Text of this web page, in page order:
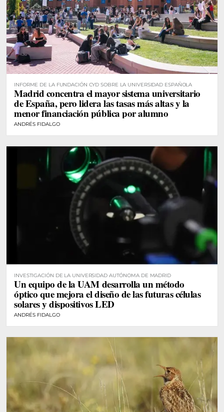
INFORME DE LA FUNDACIÓN CYD SOBRE LA UNIVERSIDAD ESPAÑOLA
Madrid concentra el mayor sistema universitario
de España, pero lidera las tasas más altas y la
menor financiación pública por alumno
ANDRÉS FIDALGO
INVESTIGACIÓN DE LA UNIVERSIDAD AUTÓNOMA DE MADRID
Un equipo de la UAM desarrolla un método
óptico que mejora el diseño de las futuras células
solares y dispositivos LED
ANDRÉS FIDALGO